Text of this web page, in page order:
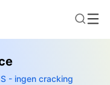
- ingen cracking